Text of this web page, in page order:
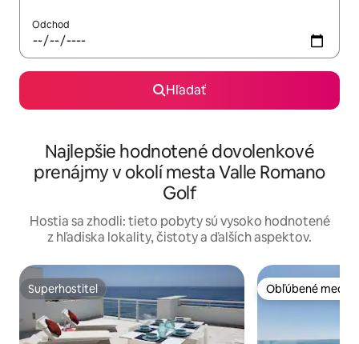
Odchod
Hľadať
Najlepšie hodnotené dovolenkové
prenájmy v okolí mesta Valle Romano
Golf
Hostia sa zhodli: tieto pobyty sú vysoko hodnotené
z hľadiska lokality, čistoty a ďalších aspektov.
Superhostiteľ
Superhostiteľ Obľúbené medzi
Obľúbené medzi